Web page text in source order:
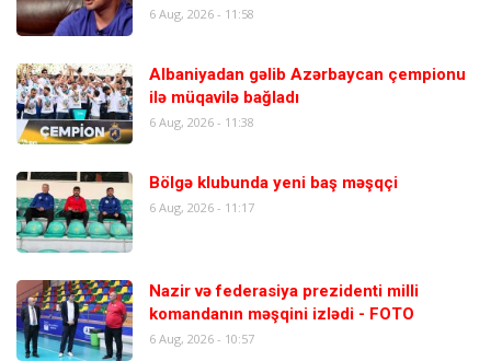
6 Aug, 2026 - 11:58
Albaniyadan gəlib Azərbaycan çempionu
ilə müqavilə bağladı
6 Aug, 2026 - 11:38
Bölgə klubunda yeni baş məşqçi
6 Aug, 2026 - 11:17
Nazir və federasiya prezidenti milli
komandanın məşqini izlədi - FOTO
6 Aug, 2026 - 10:57